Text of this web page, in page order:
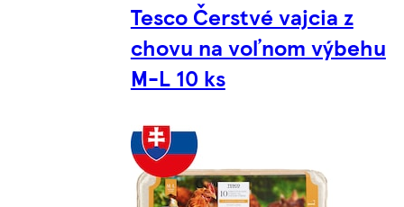
Tesco Čerstvé vajcia z
chovu na voľnom výbehu
M-L 10 ks